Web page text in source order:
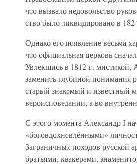
что вызвало недовольство
ство было ликвидировано в
Однако его появление весьма
что официальная церковь
Увлекшись в 1812 г. мистикой,
заменить глубиной
старый знакомый и известный
вероисповедании, а во
С этого момента Александр I
«боговдохновлёнными»
Заграничных походов русской
братьями, квакерами,